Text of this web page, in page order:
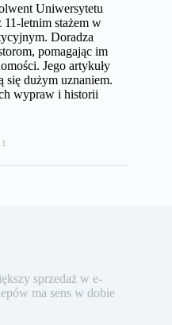
Uniwersytetu
letnim stażem w
Doradza
pomagając im
Jego artykuły
się dużym uznaniem.
wypraw i historii
sprzedaż w e-
ma sens w dobie